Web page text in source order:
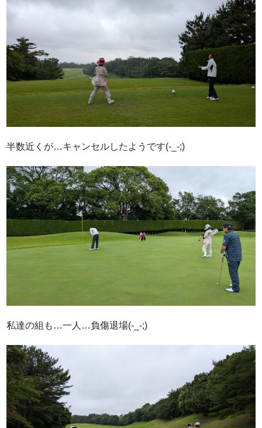
半数近くが…キャンセルしたようです(-_-;)
私達の組も…一人…負傷退場(-_-;)